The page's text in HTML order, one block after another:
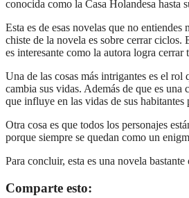
conocida como la Casa Holandesa hasta
Esta es de esas novelas que no
chiste de la novela es sobre cerrar ciclos.
es interesante como la autora logra
Una de las cosas más intrigantes es el
cambia sus vidas. Además de que es
que influye en las vidas de sus habitantes
Otra cosa es que todos los personajes
porque siempre se quedan como un
Para concluir, esta es una novela
Comparte esto: